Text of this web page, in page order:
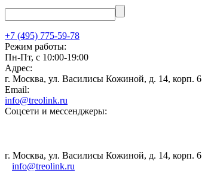
+7 (495) 775-59-78
Режим работы:
Пн-Пт, с 10:00-19:00
Адрес:
г. Москва, ул. Василисы Кожиной, д. 14, корп. 6
Email:
info@treolink.ru
Соцсети и мессенджеры:
г. Москва, ул. Василисы Кожиной, д. 14, корп. 6
info@treolink.ru